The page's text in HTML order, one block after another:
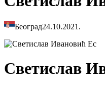
Београд24.10.2021.
Светислав